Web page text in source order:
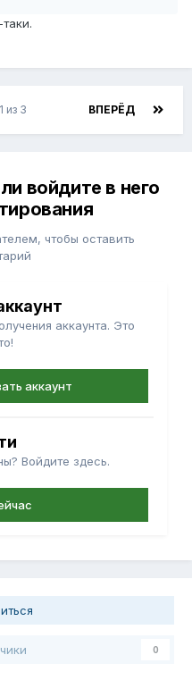
ВПЕРЁД
из 3
войдите в него
чтобы оставить
аккаунта. Это
аккаунт
Войдите здесь.
0